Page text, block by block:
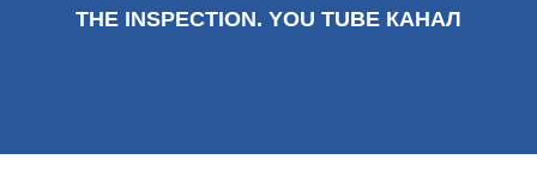
THE INSPECTION. YOU TUBE КАНАЛ